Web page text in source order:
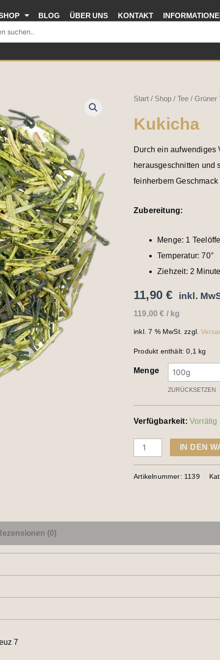
BLOG ÜBER UNS KONTAKT
Start/ Shop/Tee/Grüner
Kukicha
Durch ein aufwendiges
herausgeschnitten und
feinherbem
Zubereitung:
Menge: 1 Teelöffel
Temperatur: 70°
Ziehzeit: 2
11,90€ inkl.
119,00€ / kg
inkl. 7 % MwSt. zzgl.
Produkt enthält: 0,1 kg
Menge
ZURÜCKSETZEN
Verfügbarkeit: Vorrätig
Kukicha
IN DEN
Artikelnummer: 1139
(0)
7